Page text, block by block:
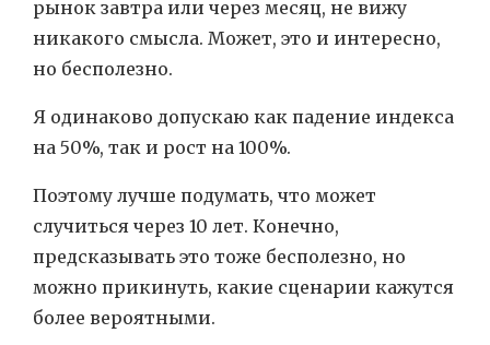
рынок завтра или через месяц, не вижу
никакого смысла. Может, это и интересно,
но бесполезно.
Я одинаково допускаю как падение индекса
на 50%, так и рост на 100%.
Поэтому лучше подумать, что может
случиться через 10 лет. Конечно,
предсказывать это тоже бесполезно, но
можно прикинуть, какие сценарии кажутся
более вероятными.